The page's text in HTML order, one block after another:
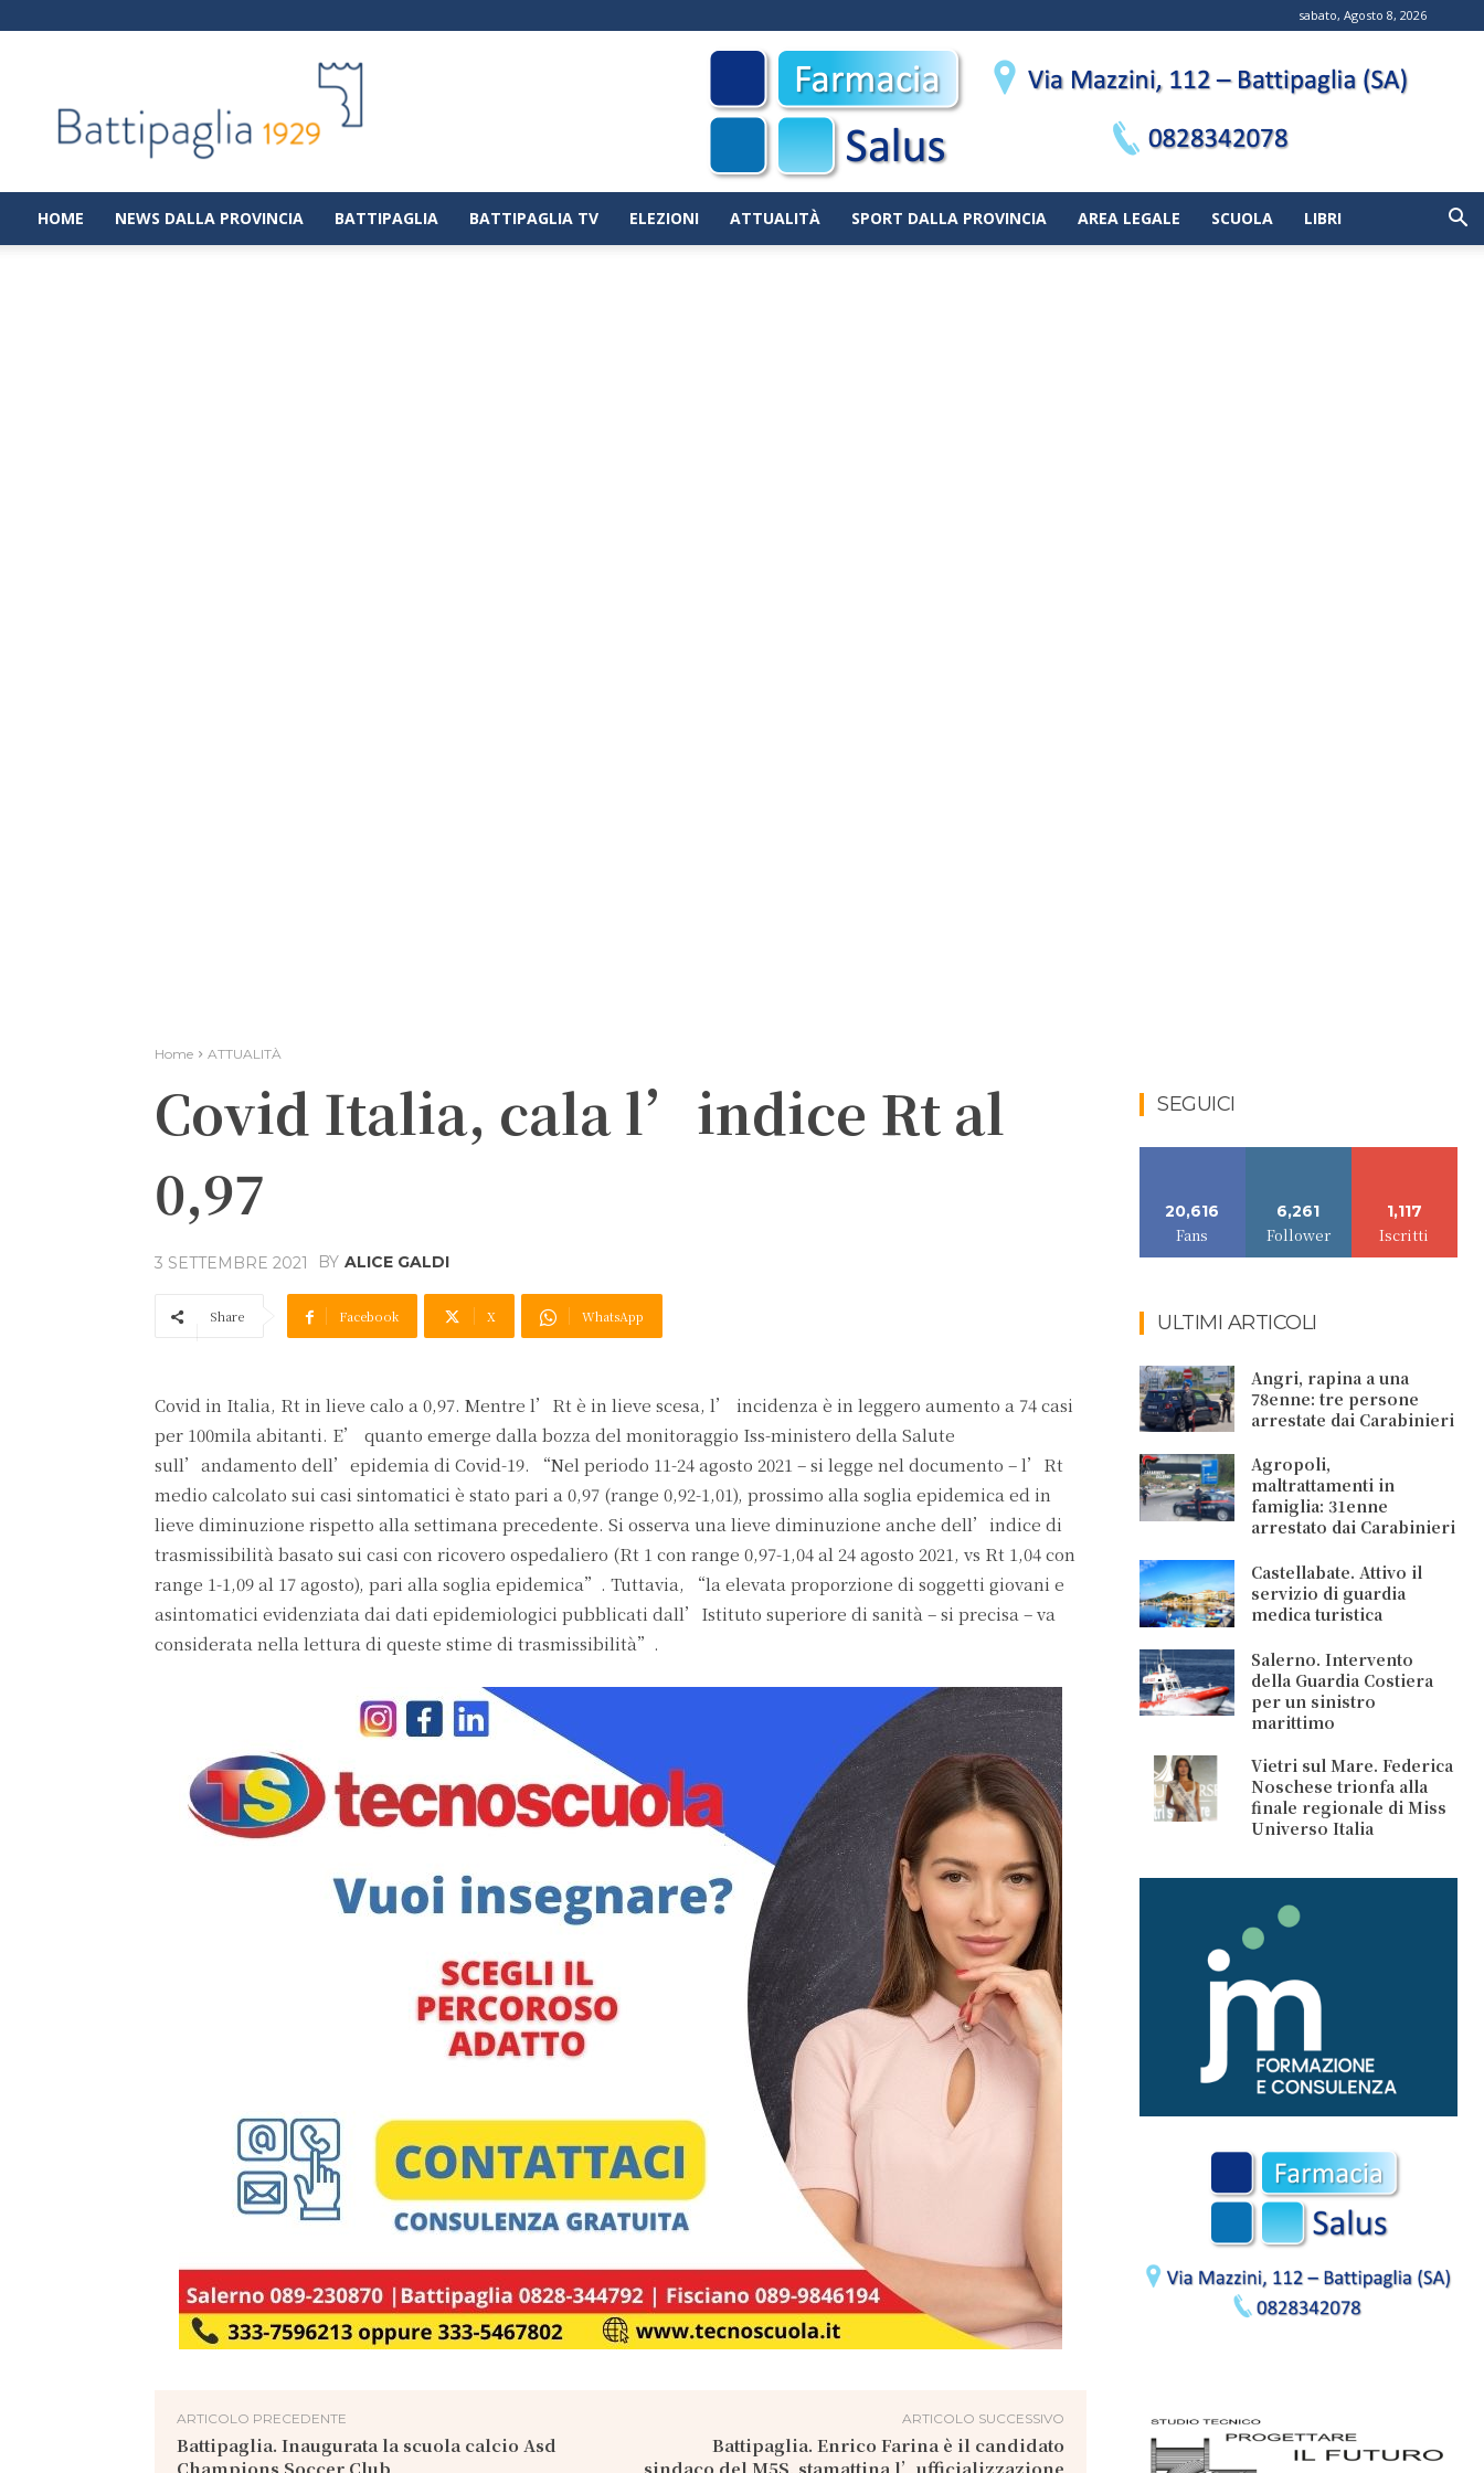
sabato, Agosto 8, 2026
|
Notizie
dalla
città
di
HOME NEWS DALLA PROVINCIA BATTIPAGLIA BATTIPAGLIA TV ELEZIONI ATTUALITÀ SPORT DALLA PROVINCIA AREA LEGALE SCUOLA LIBRI
Home ATTUALITÀ
Covid Italia, cala l’indice Rt al
0,97
3 SETTEMBRE 2021 BY ALICE GALDI
Share Facebook X WhatsApp
Covid in Italia, Rt in lieve calo a 0,97. Mentre l’Rt è in lieve scesa, l’ incidenza è in leggero aumento a 74 casi
per 100mila abitanti. E’ quanto emerge dalla bozza del monitoraggio Iss-ministero della Salute
sull’andamento dell’epidemia di Covid-19. “Nel periodo 11-24 agosto 2021 – si legge nel documento – l’Rt
medio calcolato sui casi sintomatici è stato pari a 0,97 (range 0,92-1,01), prossimo alla soglia epidemica ed in
lieve diminuzione rispetto alla settimana precedente. Si osserva una lieve diminuzione anche dell’indice di
trasmissibilità basato sui casi con ricovero ospedaliero (Rt 1 con range 0,97-1,04 al 24 agosto 2021, vs Rt 1,04 con
range 1-1,09 al 17 agosto), pari alla soglia epidemica”. Tuttavia, “la elevata proporzione di soggetti giovani e
asintomatici evidenziata dai dati epidemiologici pubblicati dall’Istituto superiore di sanità – si precisa – va
considerata nella lettura di queste stime di trasmissibilità”.
ARTICOLO PRECEDENTE
Battipaglia. Inaugurata la scuola calcio Asd
Champions Soccer Club
ARTICOLO SUCCESSIVO
Battipaglia. Enrico Farina è il candidato
sindaco del M5S, stamattina l’ufficializzazione
SEGUICI
20,616
Fans
6,261
Follower
1,117
Iscritti
ULTIMI ARTICOLI
Angri, rapina a una
78enne: tre persone
arrestate dai Carabinieri
Agropoli,
maltrattamenti in
famiglia: 31enne
arrestato dai Carabinieri
Castellabate. Attivo il
servizio di guardia
medica turistica
Salerno. Intervento
della Guardia Costiera
per un sinistro
marittimo
Vietri sul Mare. Federica
Noschese trionfa alla
finale regionale di Miss
Universo Italia